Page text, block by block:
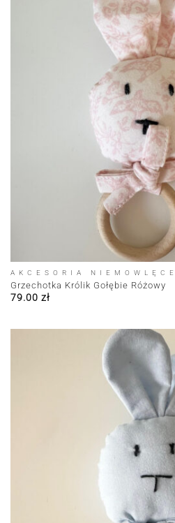
AKCESORIA NIEMOWLĘCE
Grzechotka Królik Gołębie Różowy
79.00 zł